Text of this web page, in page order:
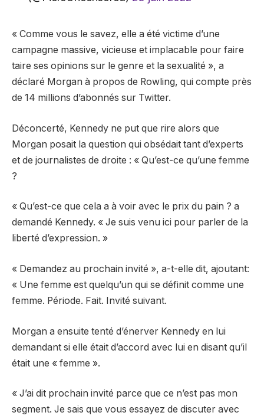
« Comme vous le savez, elle a été victime d’une
campagne massive, vicieuse et implacable pour faire
taire ses opinions sur le genre et la sexualité », a
déclaré Morgan à propos de Rowling, qui compte près
de 14 millions d’abonnés sur Twitter.
Déconcerté, Kennedy ne put que rire alors que
Morgan posait la question qui obsédait tant d’experts
et de journalistes de droite : « Qu’est-ce qu’une femme
?
« Qu’est-ce que cela a à voir avec le prix du pain ? a
demandé Kennedy. « Je suis venu ici pour parler de la
liberté d’expression. »
« Demandez au prochain invité », a-t-elle dit, ajoutant:
« Une femme est quelqu’un qui se définit comme une
femme. Période. Fait. Invité suivant.
Morgan a ensuite tenté d’énerver Kennedy en lui
demandant si elle était d’accord avec lui en disant qu’il
était une « femme ».
« J’ai dit prochain invité parce que ce n’est pas mon
segment. Je sais que vous essayez de discuter avec